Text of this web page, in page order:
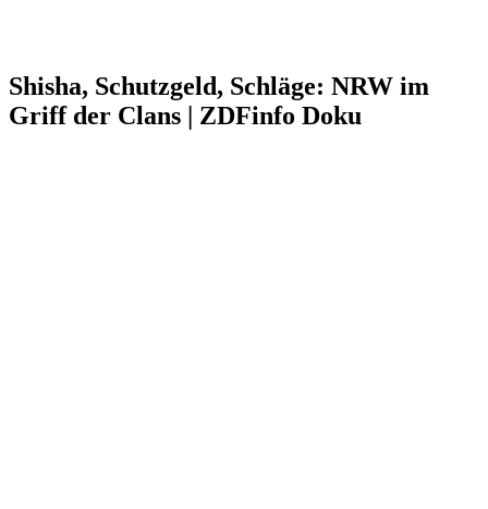
Shisha, Schutzgeld, Schläge: NRW im
Griff der Clans | ZDFinfo Doku